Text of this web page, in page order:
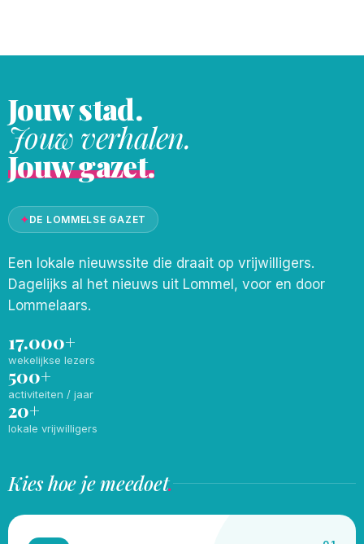
Lommelse Glasmarkt is
Jouw stad.
Jouw verhalen.
Jouw gazet.
✦DE LOMMELSE GAZET
Een lokale nieuwssite die draait op vrijwilligers.
Dagelijks al het nieuws uit Lommel, voor en door
Lommelaars.
17.000+
wekelijkse lezers
500+
activiteiten / jaar
20+
lokale vrijwilligers
Kies hoe je meedoet.